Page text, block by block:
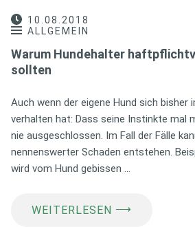
10.08.2018
ALLGEMEIN
Warum Hundehalter
sollten
Auch wenn der eigene Hund sich bisher
verhalten hat: Dass seine Instinkte mal
nie ausgeschlossen. Im Fall der Fälle
nennenswerter Schaden entstehen.
wird vom Hund gebissen …
WEITERLESEN ⟶